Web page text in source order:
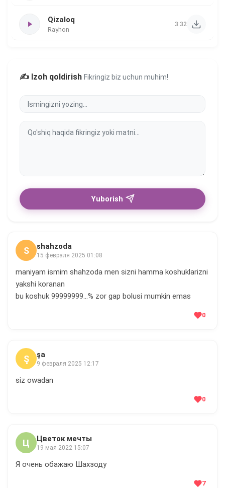
Qizaloq
Rayhon
3:32
✍️ Izoh qoldirish Fikringiz biz uchun muhim!
Yuborish
S shahzoda
15 февраля 2025 01:08
maniyam ismim shahzoda men sizni hamma koshuklarizni
yakshi koranan
bu koshuk 99999999...% zor gap bolusi mumkin emas
0
Ş şa
9 февраля 2025 12:17
siz owadan
0
Ц Цветок мечты
19 мая 2022 15:07
Я очень обажаю Шахзоду
7